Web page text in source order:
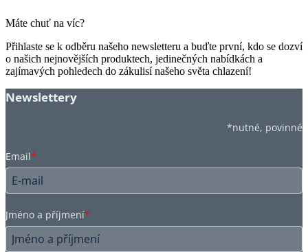
Máte chuť na víc?
Přihlaste se k odběru našeho newsletteru a buďte první, kdo se dozví
o našich nejnovějších produktech, jedinečných nabídkách a
zajímavých pohledech do zákulisí našeho světa chlazení!
Newslettery
*nutné, povinné
Email*
Jméno a příjmení*